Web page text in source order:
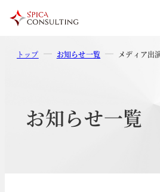
トップ お知らせ一覧 メディア出
お知らせ一覧